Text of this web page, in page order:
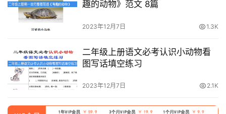
首
趣的动物》范文 8篇
2023年12月7日 1.3K
二年级上册语文必考认识小动物看
图写话填空练习
2023年12月7日 2.1K